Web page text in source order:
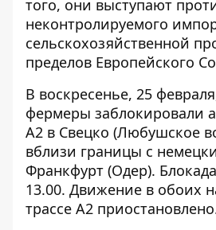
того, они выступают
неконтролируемого
сельскохозяйственной
пределов Европейского
В воскресенье, 25
фермеры заблокировали
А2 в Свецко (Любушское
вблизи границы с
Франкфурт (Одер).
13.00. Движение в обоих
трассе А2